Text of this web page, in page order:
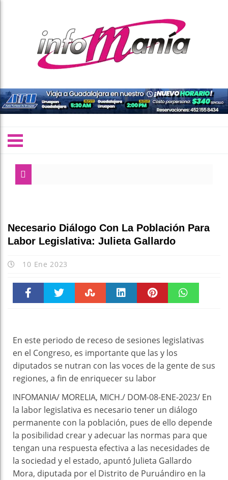
Necesario Diálogo Con La Población Para
Labor Legislativa: Julieta Gallardo
10 Ene 2023
pt
En este periodo de receso de sesiones legislativas
en el Congreso, es importante que las y los
diputados se nutran con las voces de la gente de sus
regiones, a fin de enriquecer su labor
INFOMANIA/ MORELIA, MICH./ DOM-08-ENE-2023/ En
la labor legislativa es necesario tener un diálogo
permanente con la población, pues de ello depende
la posibilidad crear y adecuar las normas para que
tengan una respuesta efectiva a las necesidades de
la sociedad y el estado, apuntó Julieta Gallardo
Mora, diputada por el Distrito de Puruándiro en la